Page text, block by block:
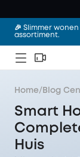
🎉 Slimmer
assortiment.
Home/ Blog
Smart
Huis